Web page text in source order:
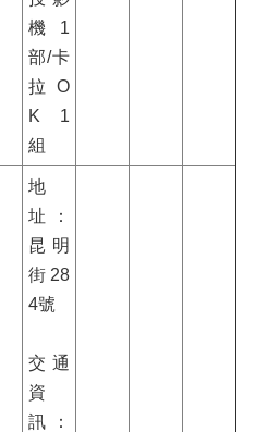
機1
部/卡
拉O
K 1
組
地
址：
昆明
街 28
4號
交通
資
訊：